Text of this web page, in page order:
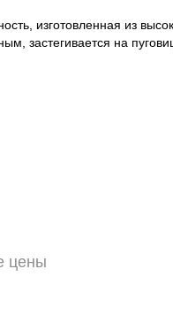
изготовленная из
застегивается на
цены